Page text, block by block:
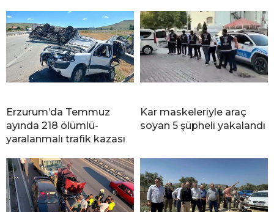
Erzurum’da Temmuz
ayında 218 ölümlü-
yaralanmalı trafik kazası
Kar maskeleriyle araç
soyan 5 şüpheli yakalandı